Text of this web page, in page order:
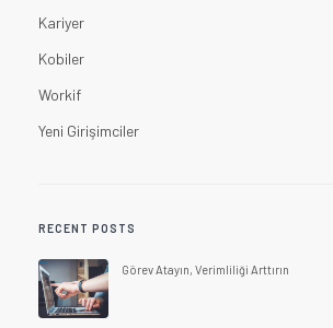
Kariyer
Kobiler
Workif
Yeni Girişimciler
RECENT POSTS
Görev Atayın, Verimliliği Arttırın